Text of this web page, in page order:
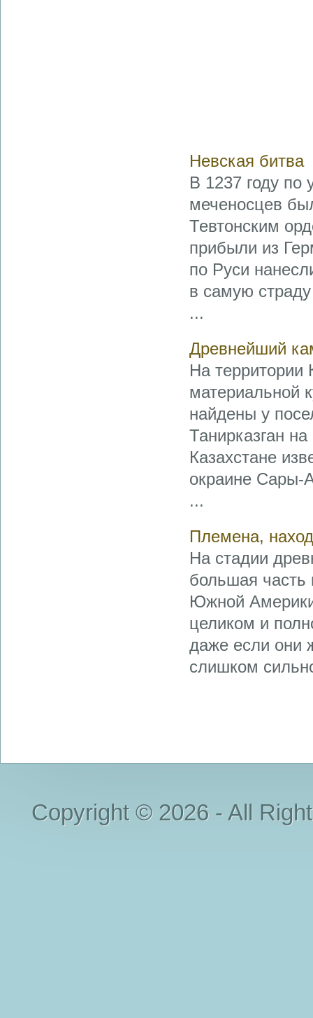
Невская битва
В 1237 году по
меченосцев
Тевтонским
прибыли из
по Руси
в самую
...
Древнейший
На территории
материальной
найдены у
Танирказган
Казахстане
окраине Сары-
...
Племена,
На стадии
большая часть
Южной
целиком и
даже если они
слишком
Copyright © 2026 - All